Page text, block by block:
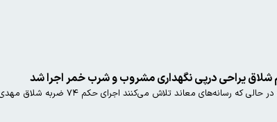
شلاق یراحی درپی نگهداری مشروب و شرب خمر اجرا شد
ارگان اطلاع رسانی نزدیک به